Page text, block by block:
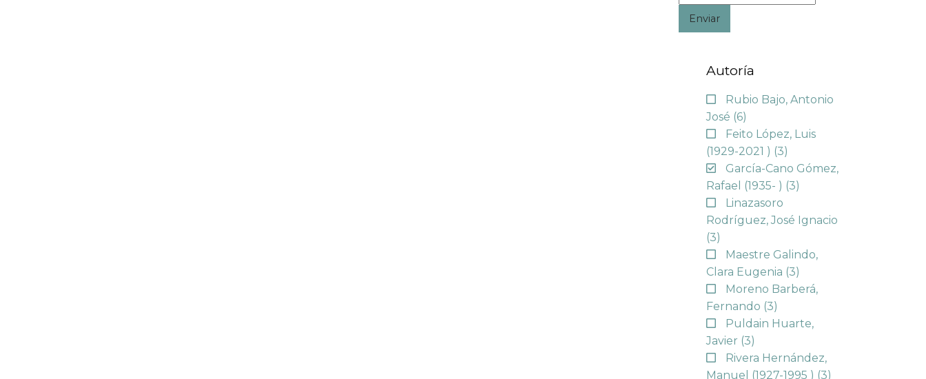
Enviar
Autoría
Rubio Bajo, Antonio
José (6)
Feito López, Luis
(1929-2021 ) (3)
García-Cano Gómez,
Rafael (1935- ) (3)
Linazasoro
Rodríguez, José Ignacio
(3)
Maestre Galindo,
Clara Eugenia (3)
Moreno Barberá,
Fernando (3)
Puldain Huarte,
Javier (3)
Rivera Hernández,
Manuel (1927-1995 ) (3)